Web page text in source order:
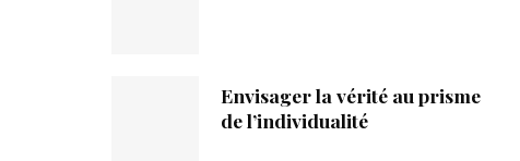
Envisager la vérité au prisme
de l’individualité